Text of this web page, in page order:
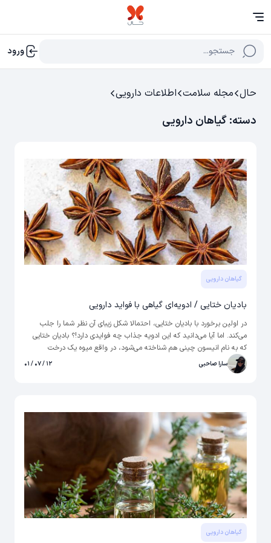
جستجو... ورود
حال مجله سلامت اطلاعات دارویی
دسته:گیاهان دارویی
گیاهان دارویی
بادیان ختایی / ادویه‌ای گیاهی با فواید دارویی
در اولین برخورد با بادیان ختایی، احتمالا شکل زیبای آن نظر شما را جلب
می‌کند. اما آیا می‌دانید که این ادویه جذاب چه فوایدی دارد!؟ بادیان ختایی
که به نام انیسون چینی هم شناخته می‌شود، در واقع میوه یک درخت
همیشه‌سبز چینی است که پس از برداشت، آن را خشک می‌کنند و به عنوان
ادویه و گیاه دارویی مورد استفاده قرار می‌دهند.
سارا صاحبی ۱۲ / ۰۷ / ۰۱
گیاهان دارویی